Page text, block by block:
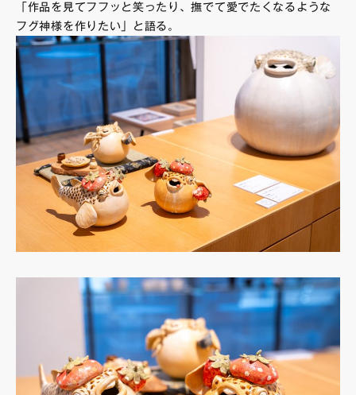
「作品を見てフフッと笑ったり、撫でて愛でたくなるような
フグ神様を作りたい」と語る。